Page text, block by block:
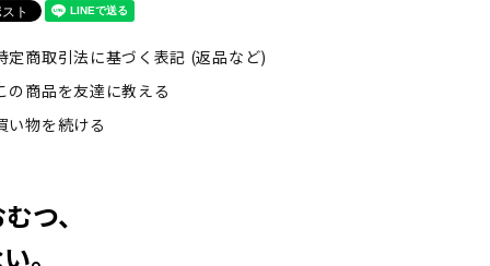
定商取引法に基づく表記 (返品など)
の商品を友達に教える
い物を続ける
つ、
。